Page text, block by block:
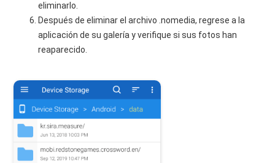
eliminarlo.
Después de eliminar el archivo .nomedia, regrese a la
aplicación de su galería y verifique si sus fotos han
reaparecido.